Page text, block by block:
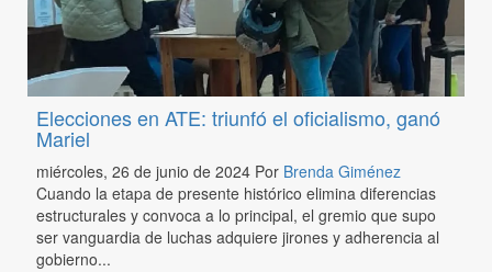
Elecciones en ATE: triunfó el oficialismo, ganó
Mariel
miércoles, 26 de junio de 2024 Por Brenda Giménez
Cuando la etapa de presente histórico elimina diferencias
estructurales y convoca a lo principal, el gremio que supo
ser vanguardia de luchas adquiere jirones y adherencia al
gobierno...